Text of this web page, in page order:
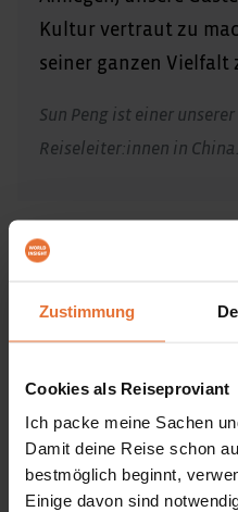
Zustimmung
Cookies als Reiseproviant
Ich packe meine Sachen
Damit deine Reise schon
bestmöglich beginnt,
Einige davon sind
Kultur vertraut zu
seiner ganzen Vielfalt
Sun Peng ist einer unserer
Reiseleiter:innen in China.
Anforderungen &